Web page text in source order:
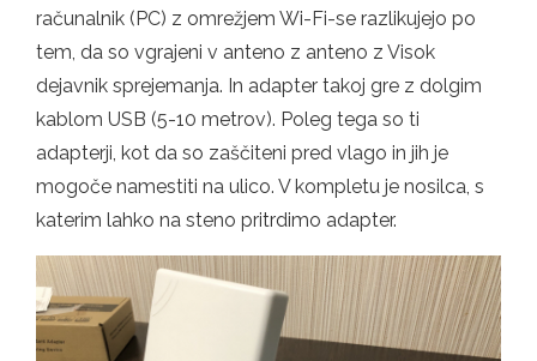
računalnik (PC) z omrežjem Wi-Fi-se razlikujejo po
tem, da so vgrajeni v anteno z anteno z Visok
dejavnik sprejemanja. In adapter takoj gre z dolgim ​​
kablom USB (5-10 metrov). Poleg tega so ti
adapterji, kot da so zaščiteni pred vlago in jih je
mogoče namestiti na ulico. V kompletu je nosilca, s
katerim lahko na steno pritrdimo adapter.